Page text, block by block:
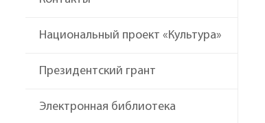
Национальный проект «Культура»
Президентский грант
Электронная библиотека